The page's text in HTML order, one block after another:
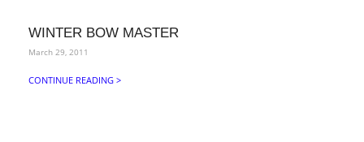
WINTER BOW MASTER
March 29, 2011
CONTINUE READING >